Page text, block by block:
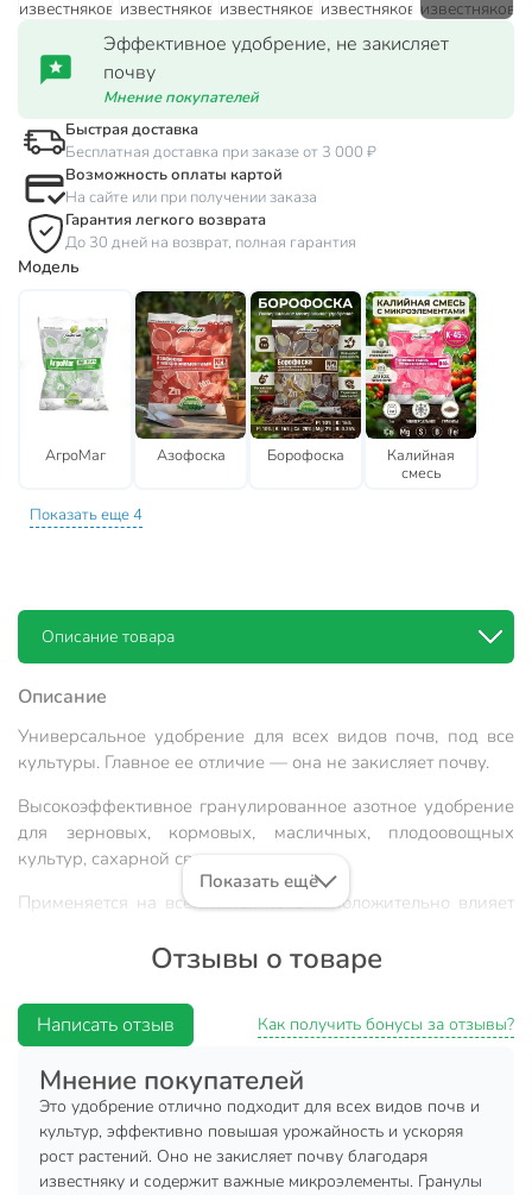
Эффективное удобрение, не закисляет
почву
Мнение покупателей
Быстрая доставка
Бесплатная доставка при заказе от 3 000 ₽
Возможность оплаты картой
На сайте или при получении заказа
Гарантия легкого возврата
До 30 дней на возврат, полная гарантия
Модель
АгроМаг Азофоска Борофоска
Калийная
смесь
Показать еще 4
Описание товара
Описание
Универсальное удобрение для всех видов почв, под все
культуры. Главное ее отличие — она не закисляет почву.
Высокоэффективное гранулированное азотное удобрение
для зерновых, кормовых, масличных, плодоовощных
культур, сахарной свеклы.
Применяется на всех типах почв и положительно влияет
увеличивает урожайность культур.
Техническая информация
Вес, г
1000 г
Бренд
Страна производства
Россия
Сезон использования
весна
Показать ещё
Отзывы о товаре
Написать отзыв Как получить бонусы за отзывы?
Мнение покупателей
Это удобрение отлично подходит для всех видов почв и
культур, эффективно повышая урожайность и ускоряя
рост растений. Оно не закисляет почву благодаря
известняку и содержит важные микроэлементы. Гранулы